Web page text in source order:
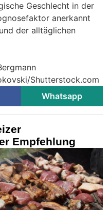
Geschlecht in der
anerkannt
der alltäglichen
Shutterstock.com
Whatsapp
Empfehlung